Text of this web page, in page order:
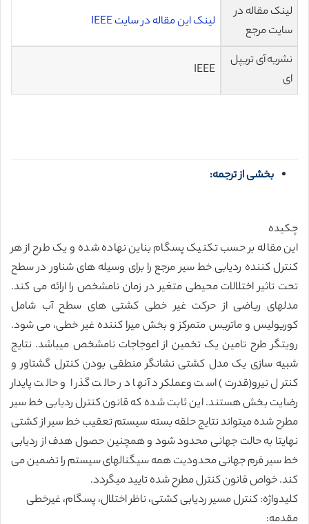
لینک مقاله در
سایت مرجع
لینک این مقاله در سایت IEEE
نشریه آی تریپل
ای
IEEE
بخشی از ترجمه:
چکیده
این مقاله بر حسب تکنیک پسگام بناین نهاده شده و یک طرح از هر
کنترل کننده ردیابی خط سیر مرجع را برای وسیله های شناور در سطح
تحت تاثیر اختلالات محیطی متغیر در زمان نامشخص را ارائه می کند.
مدلهای ریاضی از حرکت غیر خطی کشتی های سطح آب شامل
کوریولیس و ماتریس متمرکز و بخش میرا کننده غیر خطی، می شود.
رویتگر طرح تامین یک تخمین از اعوجاجات نامشخص میباشد. نتایج
شبیه سازی یک مدل کشتی نشانگر منطقی بودن کنترل گشتاور و
کنترل نیرو(قدرت) است وعملکرد آنها در حالت گذرا و حالت پایدار
رضایت بخش هستند. این ثابت شده که قانون کنترل ردیابی خط سیر
مطرح شده میتواند نتایج حلقه بسته سیستم تعقیب خط سیر از کشتی
نهایتا به حالت جهانی محدود شود و همچنین حصول هدف از ردیابی
خط سیر فرم جهانی محدودیت همه سیگنالهای سیستم را تضمین می
کند. خواص قانون کنترل مطرح شده تایید میگردد.
کلیدواژه: کنترل مسیر ردیابی کشتی، ناظر اختلال، پسگام، غیرخطی
مقدمه: